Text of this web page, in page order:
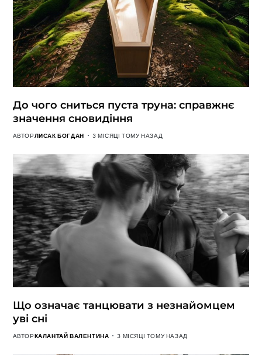
До чого сниться пуста труна: справжнє
значення сновидіння
АВТОРЛИСАК БОГДАН 3 МІСЯЦІ ТОМУ НАЗАД
Що означає танцювати з незнайомцем
уві сні
АВТОРКАЛАНТАЙ ВАЛЕНТИНА 3 МІСЯЦІ ТОМУ НАЗАД